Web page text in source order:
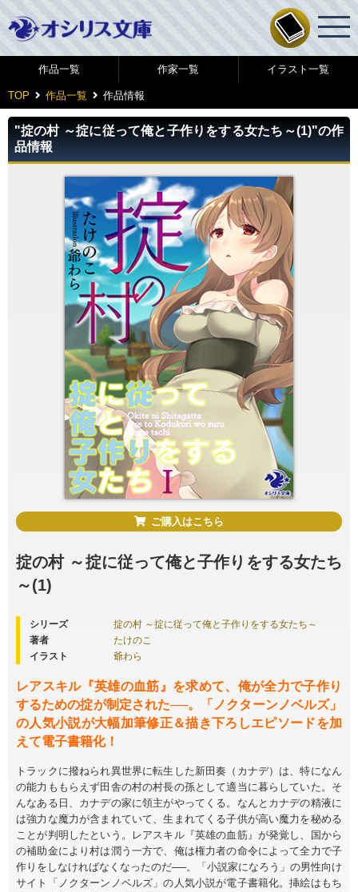
作品一覧 作家一覧 イラスト一覧
TOP 作品一覧 作品情報
"掟の村 ～掟に従って俺と子作りをする女たち～(1)"の作
品情報
ご購入はこちら
掟の村 ～掟に従って俺と子作りをする女たち
～(1)
シリーズ
掟の村 ～掟に従って俺と子作りをする女たち～
著者
たけのこ
イラスト
爺わら
レアスキル『英雄の血筋』を求めて、俺が全力で子作り
するための掟が制定された──。「ノクターンノベルズ」
の人気小説が大幅加筆修正＆描き下ろしエピソードを加
えて電子書籍化！
トラックに撥ねられ異世界に転生した新田奏（カナデ）は、特になん
の能力ももらえず田舎の村の村長の孫として適当に暮らしていた。そ
んなある日、カナデの家に領主がやってくる。なんとカナデの精液に
は強力な魔力が含まれていて、生まれてくる子供が高い魔力を秘める
ことが判明したという。レアスキル『英雄の血筋』が発覚し、国から
の補助金により村は潤う一方で、俺は権力者の命令によって全力で子
作りをしなければなくなったのだ──。「小説家になろう」の男性向け
サイト「ノクターンノベルズ」の人気小説が電子書籍化。挿絵はもち